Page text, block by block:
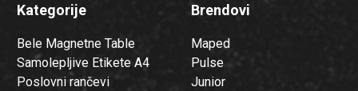
Kategorije
Bele Magnetne Table
Samolepljive Etikete A4
Poslovni rančevi
Brendovi
Maped
Pulse
Junior